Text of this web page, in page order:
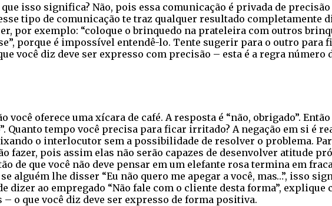
o que isso significa? Não, pois essa comunicação é privada de
tipo de comunicação te traz qualquer resultado completamente
por exemplo: “coloque o brinquedo na prateleira com outros
porque é impossível entendê-lo. Tente sugerir para o outro para
você diz deve ser expresso com precisão – esta é a regra número
você oferece uma xícara de café. A resposta é “não, obrigado”.
Quanto tempo você precisa para ficar irritado? A negação em si é
o interlocutor sem a possibilidade de resolver o problema.
fazer, pois assim elas não serão capazes de desenvolver atitude
de que você não deve pensar em um elefante rosa termina em
alguém lhe disser “Eu não quero me apegar a você, mas…”, isso
dizer ao empregado “Não fale com o cliente desta forma”, explique
o que você diz deve ser expresso de forma positiva.